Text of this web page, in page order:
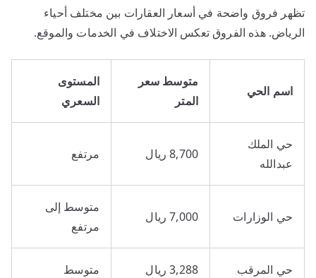
تظهر فروق واضحة في أسعار العقارات بين مختلف أحياء
الرياض. هذه الفروق تعكس الاختلاف في الخدمات والموقع.
اسم الحي
متوسط سعر
المتر
المستوى
السعري
حي الملك
عبدالله
8,700 ريال مرتفع
حي الوزارات 7,000 ريال
متوسط إلى
مرتفع
حي المرقب 3,288 ريال متوسط